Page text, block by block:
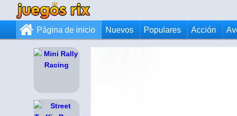
Página de inicio Nuevos Populares Acción